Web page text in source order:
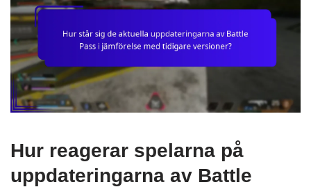
Hur reagerar spelarna på
uppdateringarna av Battle